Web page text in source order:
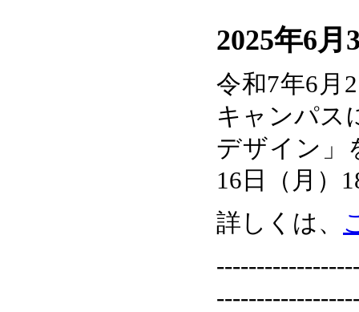
2025年6
令和7年6月
キャンパス
デザイン」
16日（月）
詳しくは、